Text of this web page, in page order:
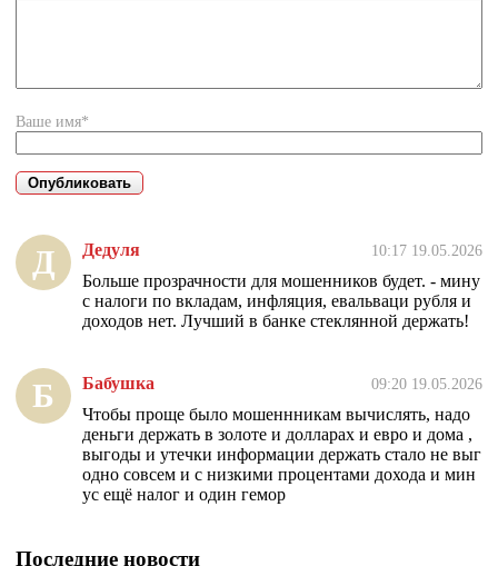
Ваше имя*
Д Дедуля 10:17 19.05.2026
Больше прозрачности для мошенников будет. - мину
с налоги по вкладам, инфляция, евальваци рубля и
доходов нет. Лучший в банке стеклянной держать!
Б Бабушка 09:20 19.05.2026
Чтобы проще было мошеннникам вычислять, надо
деньги держать в золоте и долларах и евро и дома ,
выгоды и утечки информации держать стало не выг
одно совсем и с низкими процентами дохода и мин
ус ещё налог и один гемор
Последние новости